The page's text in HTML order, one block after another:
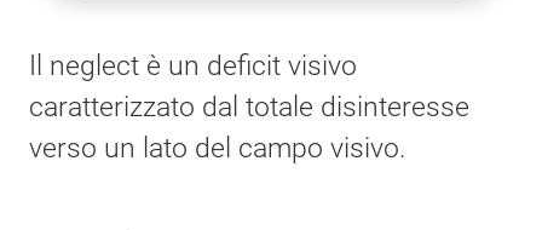
Il neglect è un deficit visivo
caratterizzato dal totale disinteresse
verso un lato del campo visivo.